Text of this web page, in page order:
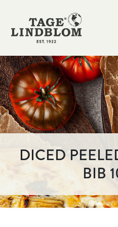
DICED
BIB